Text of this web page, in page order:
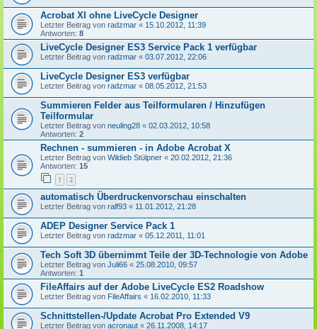
Acrobat XI ohne LiveCycle Designer
Letzter Beitrag von radzmar « 15.10.2012, 11:39
Antworten: 8
LiveCycle Designer ES3 Service Pack 1 verfügbar
Letzter Beitrag von radzmar « 03.07.2012, 22:06
LiveCycle Designer ES3 verfügbar
Letzter Beitrag von radzmar « 08.05.2012, 21:53
Summieren Felder aus Teilformularen / Hinzufügen
Teilformular
Letzter Beitrag von neuling28 « 02.03.2012, 10:58
Antworten: 2
Rechnen - summieren - in Adobe Acrobat X
Letzter Beitrag von Wildieb Stülpner « 20.02.2012, 21:36
Antworten: 15
1 2
automatisch Überdruckenvorschau einschalten
Letzter Beitrag von ralf93 « 11.01.2012, 21:28
ADEP Designer Service Pack 1
Letzter Beitrag von radzmar « 05.12.2011, 11:01
Tech Soft 3D übernimmt Teile der 3D-Technologie von Adobe
Letzter Beitrag von Juli66 « 25.08.2010, 09:57
Antworten: 1
FileAffairs auf der Adobe LiveCycle ES2 Roadshow
Letzter Beitrag von FileAffairs « 16.02.2010, 11:33
Schnittstellen-/Update Acrobat Pro Extended V9
Letzter Beitrag von acronaut « 26.11.2008, 14:17